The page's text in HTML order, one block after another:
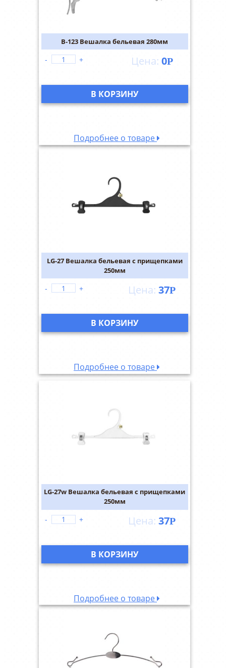
В-123 Вешалка бельевая 280мм
0Р
- +
В КОРЗИНУ
Подробнее о товаре
LG-27 Вешалка бельевая с прищепками
250мм
37Р
- +
В КОРЗИНУ
Подробнее о товаре
LG-27w Вешалка бельевая с прищепками
250мм
37Р
- +
В КОРЗИНУ
Подробнее о товаре